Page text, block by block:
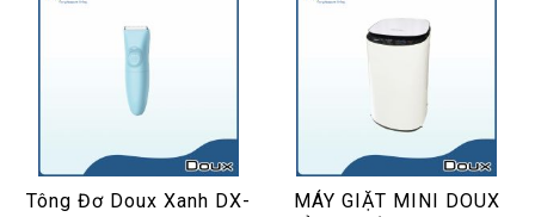
Tông Đơ Doux Xanh DX-
MÁY GIẶT MINI DOUX